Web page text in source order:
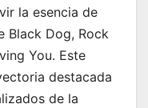
la esencia de
Black Dog, Rock
You. Este
destacada
de la